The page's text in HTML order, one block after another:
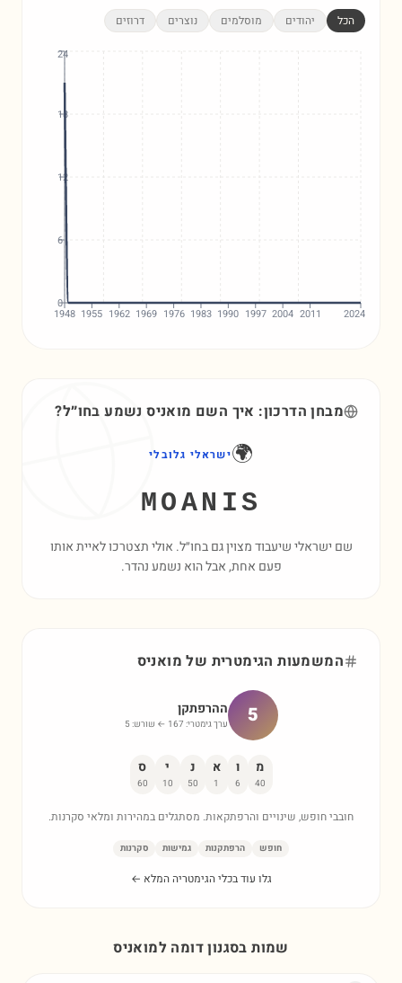
הכל יהודים מוסלמים נוצרים דרוזים
1948 1955 1962 1969 1976 1983 1990 1997 2004 2011 2024
0
6
12
18
24
מבחן הדרכון: איך השם מואניסנשמע בחו״ל?
🌍ישראלי גלובלי
MOANIS
שם ישראלי שיעבוד מצוין גם בחו״ל. אולי תצטרכו לאיית אותו
פעם אחת, אבל הוא נשמע נהדר.
המשמעות הגימטרית של מואניס
5 ההרפתקן
ערך גימטרי: 167 ← שורש: 5
מ
40
ו
6
א
1
נ
50
י
10
ס
60
חובבי חופש, שינויים והרפתקאות. מסתגלים במהירות ומלאי סקרנות.
חופש הרפתקנות גמישות סקרנות
גלו עוד בכלי הגימטריה המלא ←
שמות בסגנון דומה למואניס